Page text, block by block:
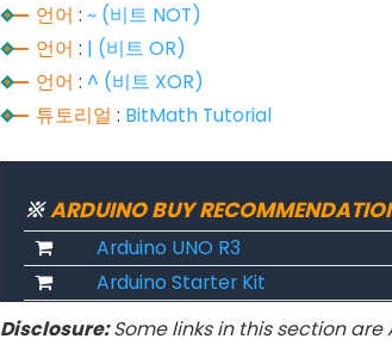
언어 :~ (비트 NOT)
언어 : | (비트 OR)
언어 :^ (비트 XOR)
튜토리얼 : BitMath Tutorial
※ARDUINO BUY
Arduino UNO R3
Arduino Starter Kit
Disclosure:Some links in this section